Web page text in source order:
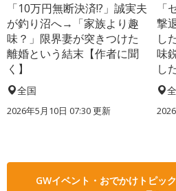
「10万円無断決済!?」誠実夫
が釣り沼へ→「家族より趣
味？」限界妻が突きつけた
離婚という結末【作者に聞
く】
全国
2026年5月10日 07:30 更新
撃
し
味
し
GWイベント・おでかけトピッ